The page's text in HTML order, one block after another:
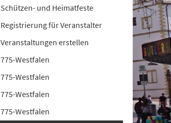
Schützen- und Heimatfeste
Registrierung für Veranstalter
Veranstaltungen erstellen
775-Westfalen
775-Westfalen
775-Westfalen
775-Westfalen